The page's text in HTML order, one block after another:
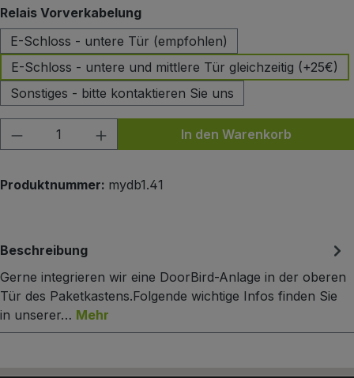
Relais Vorverkabelungauswählen
E-Schloss - untere Tür (empfohlen)
E-Schloss - untere und mittlere Tür gleichzeitig (+25€)
Sonstiges - bitte kontaktieren Sie uns
Produkt Anzahl: Gib den gewünschten
In den Warenkorb
Produktnummer: mydb1.41
Beschreibung
Gerne integrieren wir eine DoorBird-Anlage in der oberen
Tür des Paketkastens.Folgende wichtige Infos finden Sie
in unserer… Mehr